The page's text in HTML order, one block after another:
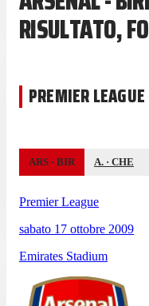
RISULTATO,
PREMIER
ARS · BIR A. · CHE
Premier League
sabato 17 ottobre 2009
Emirates Stadium